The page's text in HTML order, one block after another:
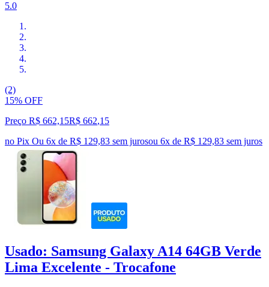
5.0
(2)
15% OFF
Preço R$ 662,15R$ 662,15
no Pix Ou 6x de R$ 129,83 sem jurosou 6x de R$ 129,83 sem juros
Usado: Samsung Galaxy A14 64GB Verde
Lima Excelente - Trocafone